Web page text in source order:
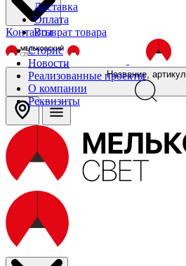
Доставка
Оплата
Возврат товара
Сторис
Новости
Реализованные проекты
О компании
Реквизиты
Контакты
Название, артикул